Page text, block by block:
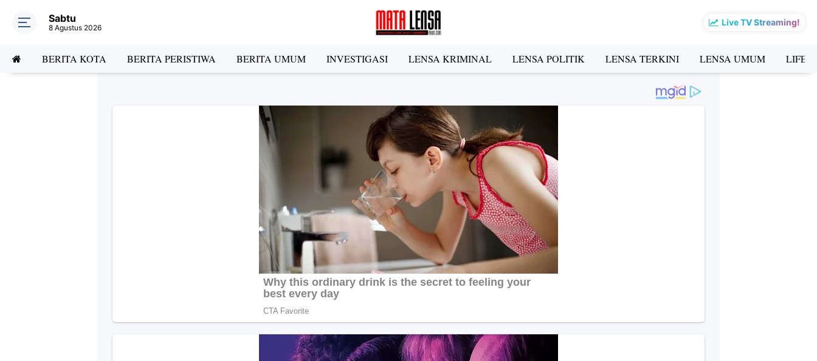
Live TV Streaming!
Sabtu
8 Agustus 2026
BERITA KOTA BERITA PERISTIWA BERITA UMUM INVESTIGASI LENSA KRIMINAL LENSA POLITIK LENSA TERKINI LENSA UMUM